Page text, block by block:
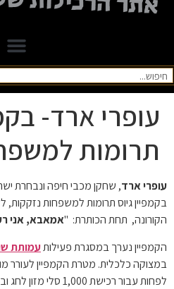
עופרי ארד-
תרומות
עופרי ארד, שחקן מכבי חיפה ונבחרת
בקמפיין גיוס תרומות למשפחות
הקורונה, תחת הכותרת: "אמאבא, אני
הקמפיין נערך במסגרת פעילותעמותת
במצוקה כלכלית. מטרת הקמפיין לעורר
לפחות עבור רכישת